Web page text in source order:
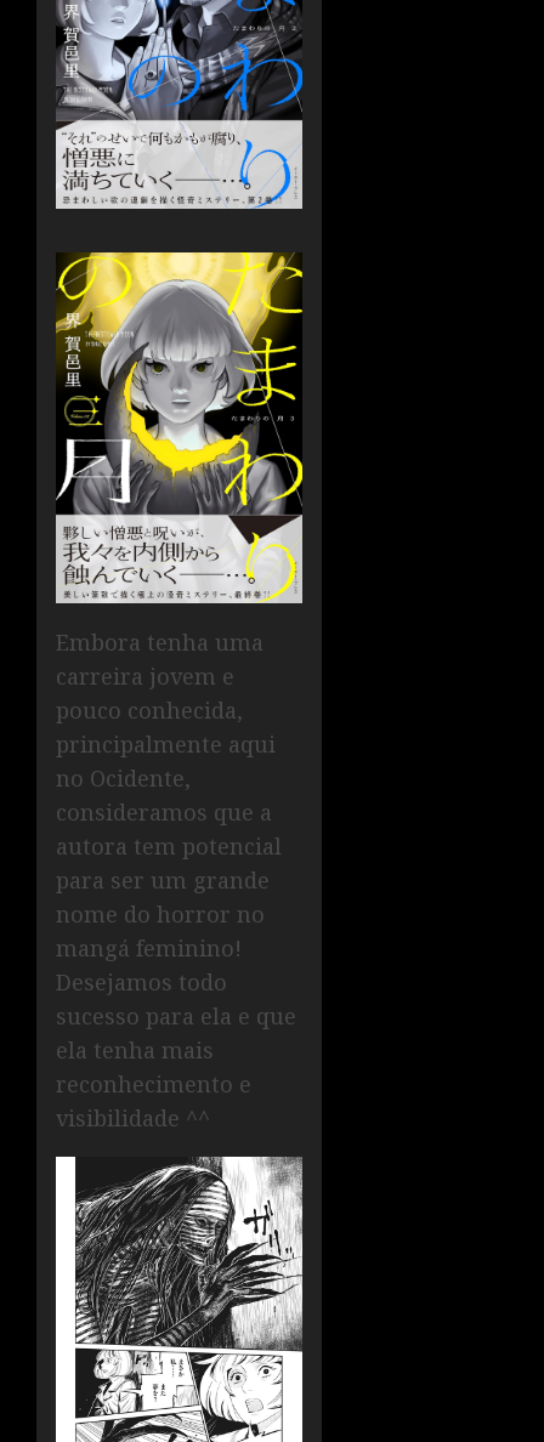
Embora tenha uma
carreira jovem e
pouco conhecida,
principalmente aqui
no Ocidente,
consideramos que a
autora tem potencial
para ser um grande
nome do horror no
mangá feminino!
Desejamos todo
sucesso para ela e que
ela tenha mais
reconhecimento e
visibilidade ^^